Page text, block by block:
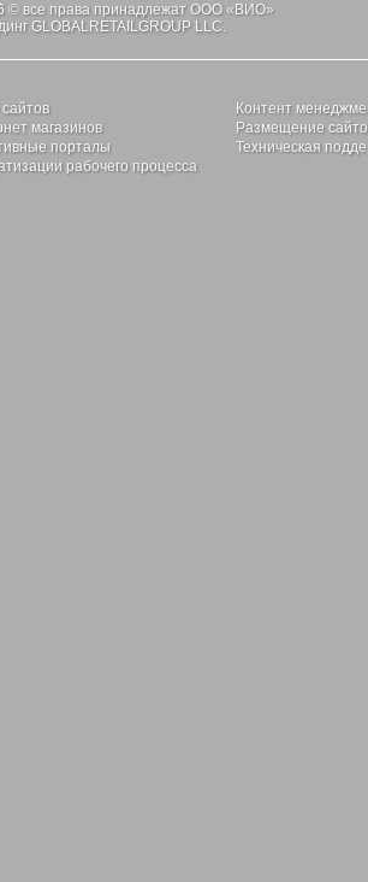
© все права принадлежат ООО «ВИО»
GLOBALRETAILGROUP LLC.
магазинов
порталы
рабочего процесса
Контент
Размещение
Техническая